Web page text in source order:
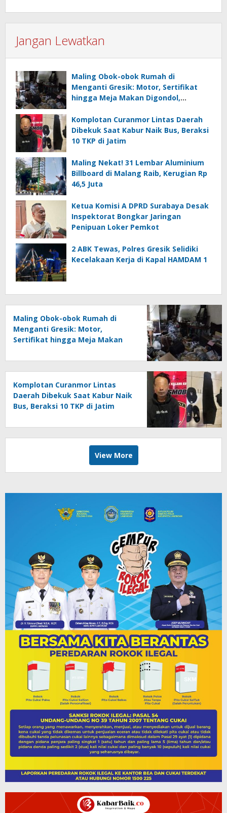
Jangan Lewatkan
Maling Obok-obok Rumah di
Menganti Gresik: Motor, Sertifikat
hingga Meja Makan Digondol,
Komplotan Curanmor Lintas Daerah
Dibekuk Saat Kabur Naik Bus, Beraksi
10 TKP di Jatim
Maling Nekat! 31 Lembar Aluminium
Billboard di Malang Raib, Kerugian Rp
46,5 Juta
Ketua Komisi A DPRD Surabaya Desak
Inspektorat Bongkar Jaringan
Penipuan Loker Pemkot
2 ABK Tewas, Polres Gresik Selidiki
Kecelakaan Kerja di Kapal HAMDAM 1
Maling Obok-obok Rumah di
Menganti Gresik: Motor,
Sertifikat hingga Meja Makan
Komplotan Curanmor Lintas
Daerah Dibekuk Saat Kabur Naik
Bus, Beraksi 10 TKP di Jatim
View More